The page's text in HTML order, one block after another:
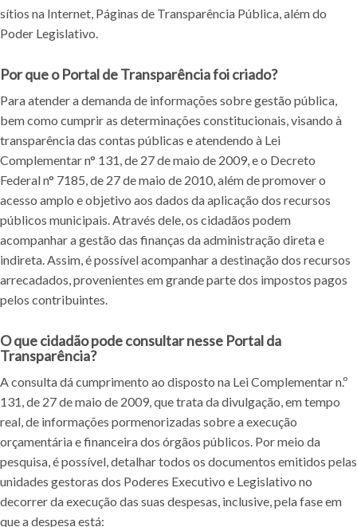
sítios na Internet, Páginas de Transparência Pública, além do
Poder Legislativo.
Por que o Portal de Transparência foi criado?
Para atender a demanda de informações sobre gestão pública,
bem como cumprir as determinações constitucionais, visando à
transparência das contas públicas e atendendo à Lei
Complementar n° 131, de 27 de maio de 2009, e o Decreto
Federal n° 7185, de 27 de maio de 2010, além de promover o
acesso amplo e objetivo aos dados da aplicação dos recursos
públicos municipais. Através dele, os cidadãos podem
acompanhar a gestão das finanças da administração direta e
indireta. Assim, é possível acompanhar a destinação dos recursos
arrecadados, provenientes em grande parte dos impostos pagos
pelos contribuintes.
O que cidadão pode consultar nesse Portal da
Transparência?
A consulta dá cumprimento ao disposto na Lei Complementar n.º
131, de 27 de maio de 2009, que trata da divulgação, em tempo
real, de informações pormenorizadas sobre a execução
orçamentária e financeira dos órgãos públicos. Por meio da
pesquisa, é possível, detalhar todos os documentos emitidos pelas
unidades gestoras dos Poderes Executivo e Legislativo no
decorrer da execução das suas despesas, inclusive, pela fase em
que a despesa está: